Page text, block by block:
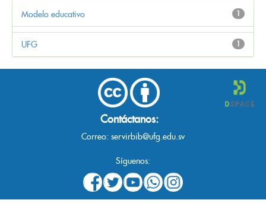
1
Modelo educativo
1
UFG
Contáctanos:
Correo: servirbib@ufg.edu.sv
Síguenos: